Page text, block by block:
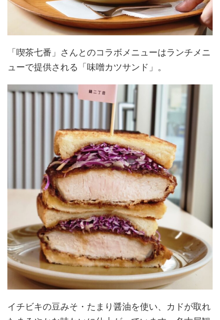
「喫茶七番」さんとのコラボメニューはランチメニ
ューで提供される「味噌カツサンド」。
イチビキの豆みそ・たまり醤油を使い、カドが取れ